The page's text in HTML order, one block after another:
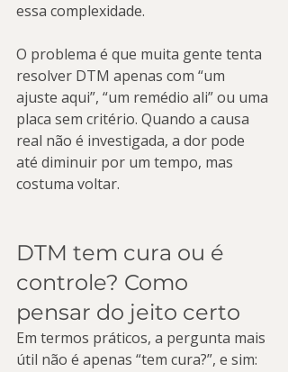
essa complexidade.
O problema é que muita gente tenta
resolver DTM apenas com “um
ajuste aqui”, “um remédio ali” ou uma
placa sem critério. Quando a causa
real não é investigada, a dor pode
até diminuir por um tempo, mas
costuma voltar.
DTM tem cura ou é
controle? Como
pensar do jeito certo
Em termos práticos, a pergunta mais
útil não é apenas “tem cura?”, e sim: